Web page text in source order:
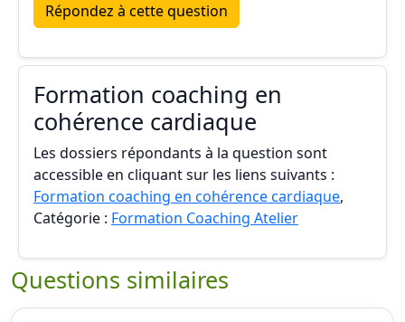
Répondez à cette question
Formation coaching en
cohérence cardiaque
Les dossiers répondants à la question sont
accessible en cliquant sur les liens suivants :
Formation coaching en cohérence cardiaque,
Catégorie : Formation Coaching Atelier
Questions similaires